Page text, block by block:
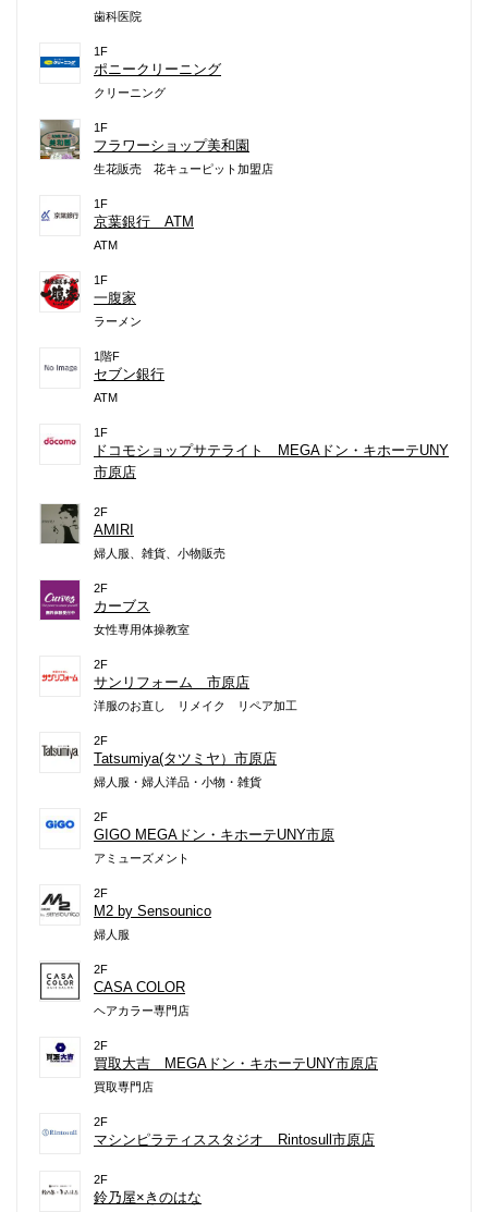
歯科医院
1F
ポニークリーニング
クリーニング
1F
フラワーショップ美和園
生花販売 花キューピット加盟店
1F
京葉銀行 ATM
ATM
1F
一腹家
ラーメン
1階F
セブン銀行
ATM
1F
ドコモショップサテライト MEGAドン・キホーテUNY
市原店
2F
AMIRI
婦人服、雑貨、小物販売
2F
カーブス
女性専用体操教室
2F
サンリフォーム 市原店
洋服のお直し リメイク リペア加工
2F
Tatsumiya(タツミヤ）市原店
婦人服・婦人洋品・小物・雑貨
2F
GIGO MEGAドン・キホーテUNY市原
アミューズメント
2F
M2 by Sensounico
婦人服
2F
CASA COLOR
ヘアカラー専門店
2F
買取大吉 MEGAドン・キホーテUNY市原店
買取専門店
2F
マシンピラティススタジオ Rintosull市原店
2F
鈴乃屋×きのはな